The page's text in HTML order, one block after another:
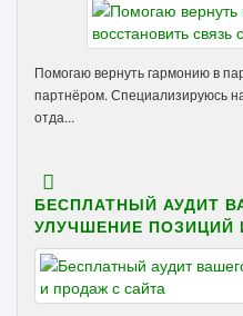
Помогаю вернуть гармонию в
партнёром. Специализируюсь
отда...
БЕСПЛАТНЫЙ АУДИТ
УЛУЧШЕНИЕ ПОЗИЦИЙ